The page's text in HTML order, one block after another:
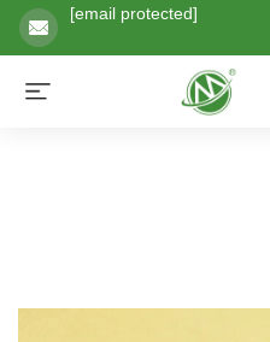
[email protected]